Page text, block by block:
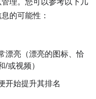
理。您可以参考以下几
的可能性：
漂亮（漂亮的图标、恰
或视频）
开始提升其排名